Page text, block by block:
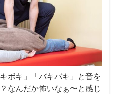
ボキ」「バキバキ」と音を
なんだか怖いなぁ〜と感じ